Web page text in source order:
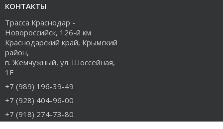
КОНТАКТЫ
Трасса Краснодар -
Новороссийск, 126-й км
Краснодарский край, Крымский
район,
п. Жемчужный, ул. Шоссейная,
1Е
+7 (989) 196-39-49
+7 (928) 404-96-00
+7 (918) 274-73-80